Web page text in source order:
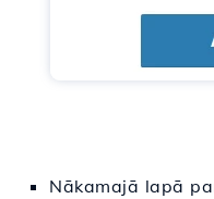
Nākamajā lapā